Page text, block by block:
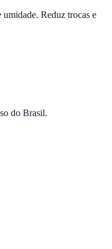
Reduz trocas e
do Brasil.